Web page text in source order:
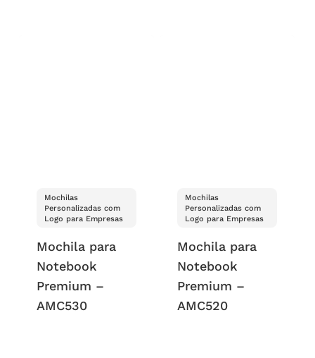
Mochilas
Personalizadas com
Logo para Empresas
Mochila para
Notebook
Premium –
AMC530
Mochilas
Personalizadas com
Logo para Empresas
Mochila para
Notebook
Premium –
AMC520